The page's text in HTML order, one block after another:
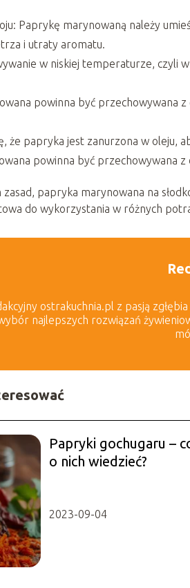
Paprykę marynowaną należy
i utraty aromatu.
w niskiej temperaturze, czyli
powinna być przechowywana
że papryka jest zanurzona w oleju,
powinna być przechowywana z
papryka marynowana na
do wykorzystania w różnych
ostrakuchnia.pl z pasją
najlepszych rozwiązań
Papryki gochugaru –
o nich wiedzieć?
2023-09-04